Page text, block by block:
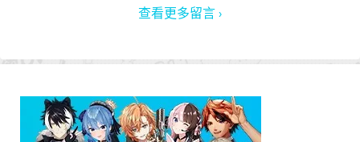
查看更多留言 ›